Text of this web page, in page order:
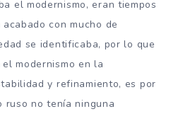
el modernismo, eran tiempos
con mucho de
se identificaba, por lo que
modernismo en la
y refinamiento, es por
ruso no tenía ninguna